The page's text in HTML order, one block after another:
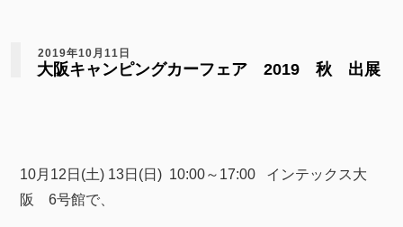
2019年10月11日
大阪キャンピングカーフェア 2019 秋 出展
10月12日(土) 13日(日) 10:00～17:00 インテックス大
阪 6号館で、